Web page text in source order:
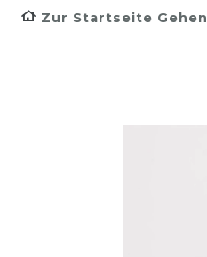
Zur Startseite Gehen